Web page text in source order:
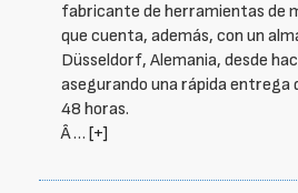
fabricante de herramientas de
que cuenta, además, con un
Düsseldorf, Alemania, desde
asegurando una rápida entrega
48 horas.
Â … [+]